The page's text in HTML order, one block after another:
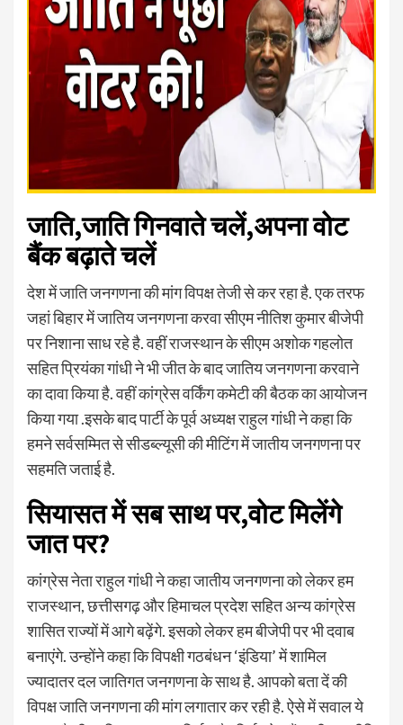
जाति,जाति गिनवाते चलें,अपना वोट
बैंक बढ़ाते चलें
देश में जाति जनगणना की मांग विपक्ष तेजी से कर रहा है. एक तरफ
जहां बिहार में जातिय जनगणना करवा सीएम नीतिश कुमार बीजेपी
पर निशाना साध रहे है. वहीं राजस्थान के सीएम अशोक गहलोत
सहित प्रियंका गांधी ने भी जीत के बाद जातिय जनगणना करवाने
का दावा किया है. वहीं कांग्रेस वर्किंग कमेटी की बैठक का आयोजन
किया गया .इसके बाद पार्टी के पूर्व अध्यक्ष राहुल गांधी ने कहा कि
हमने सर्वसम्मित से सीडब्ल्यूसी की मीटिंग में जातीय जनगणना पर
सहमति जताई है.
सियासत में सब साथ पर,वोट मिलेंगे
जात पर?
कांग्रेस नेता राहुल गांधी ने कहा जातीय जनगणना को लेकर हम
राजस्थान, छत्तीसगढ़ और हिमाचल प्रदेश सहित अन्य कांग्रेस
शासित राज्यों में आगे बढ़ेंगे. इसको लेकर हम बीजेपी पर भी दवाब
बनाएंगे. उन्होंने कहा कि विपक्षी गठबंधन ‘इंडिया’ में शामिल
ज्यादातर दल जातिगत जनगणना के साथ है. आपको बता दें की
विपक्ष जाति जनगणना की मांग लगातार कर रही है. ऐसे में सवाल ये